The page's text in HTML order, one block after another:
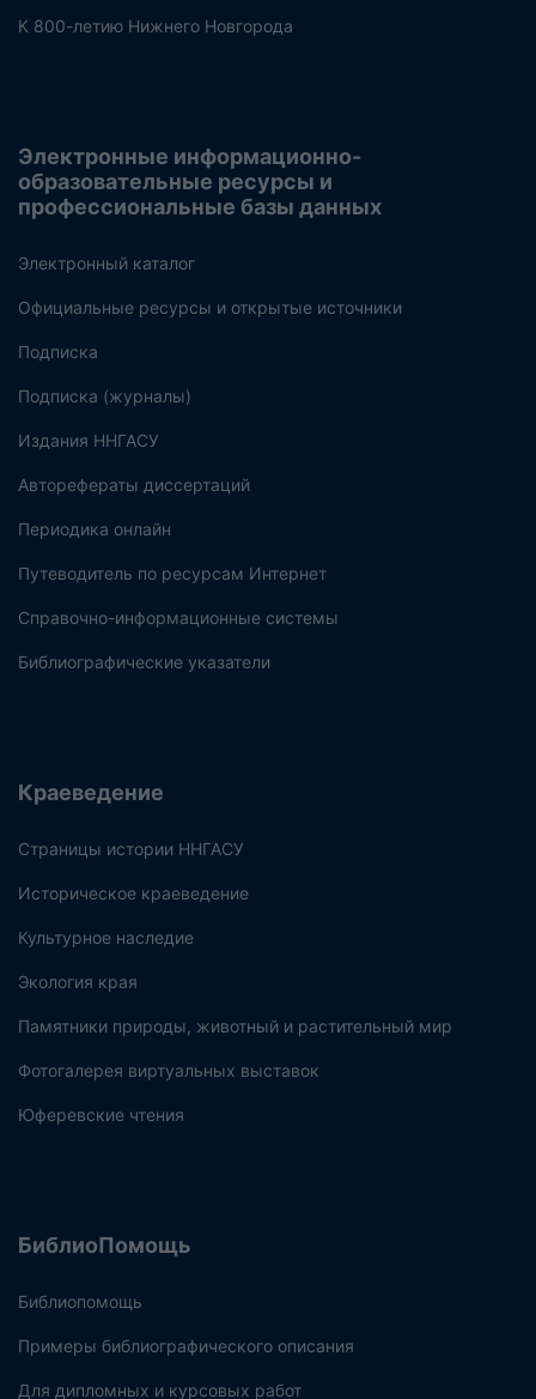
К 800-летию Нижнего Новгорода
Электронные информационно-
образовательные ресурсы и
профессиональные базы данных
Электронный каталог
Официальные ресурсы и открытые источники
Подписка
Подписка (журналы)
Издания ННГАСУ
Авторефераты диссертаций
Периодика онлайн
Путеводитель по ресурсам Интернет
Справочно-информационные системы
Библиографические указатели
Краеведение
Страницы истории ННГАСУ
Историческое краеведение
Культурное наследие
Экология края
Памятники природы, животный и растительный мир
Фотогалерея виртуальных выставок
Юферевские чтения
БиблиоПомощь
Библиопомощь
Примеры библиографического описания
Для дипломных и курсовых работ